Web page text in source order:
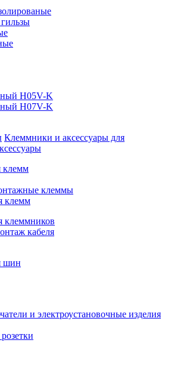
H05V-K
H07V-K
Клеммники и аксессуары для
клемм
клеммы
клемм
клеммников
кабеля
шин
и электроустановочные изделия